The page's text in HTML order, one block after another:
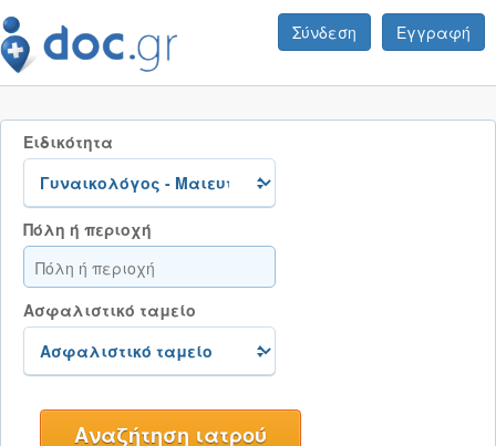
Σύνδεση Εγγραφή
Ειδικότητα
Πόλη ή περιοχή
Ασφαλιστικό ταμείο